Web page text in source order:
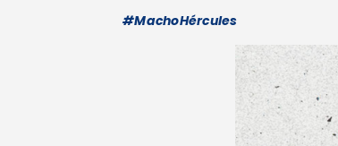
#MachoHércules